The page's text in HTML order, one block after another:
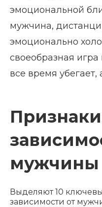
эмоциональной
мужчина,
эмоционально
своеобразная
все время убегает,
Признаки
мужчины
Выделяют 10
зависимости от